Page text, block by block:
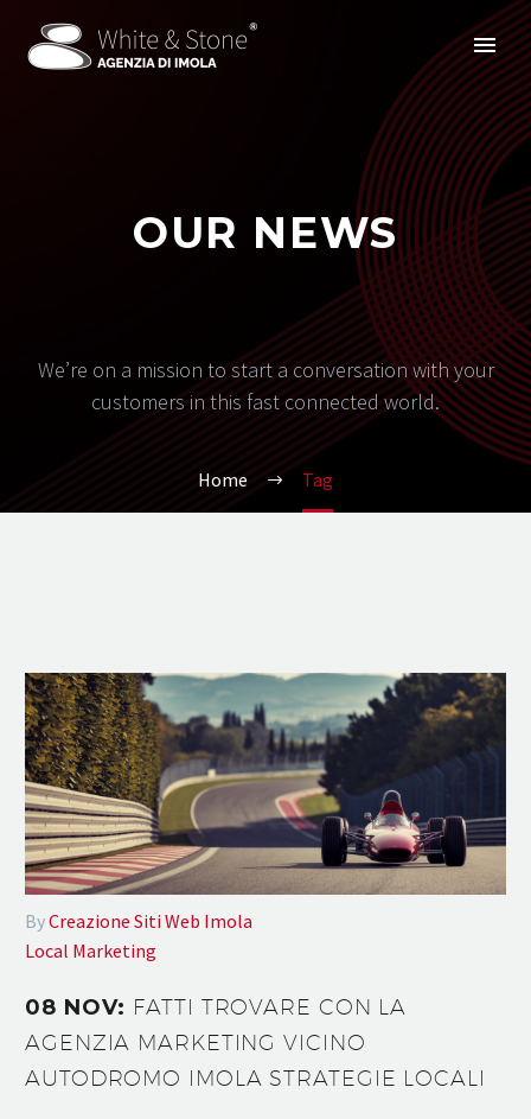
OUR NEWS
We’re on a mission to start a conversation with your
customers in this fast connected world.
Home Tag
ByCreazione Siti Web Imola
Local Marketing
08 NOV: FATTI TROVARE CON LA
AGENZIA MARKETING VICINO
AUTODROMO IMOLA STRATEGIE LOCALI